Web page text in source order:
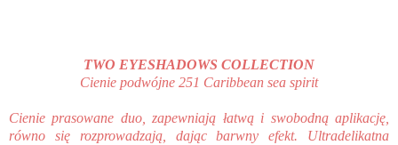
TWO EYESHADOWS COLLECTION
Cienie podwójne 251 Caribbean sea spirit
Cienie prasowane duo, zapewniają łatwą i swobodną aplikację,
równo się rozprowadzają, dając barwny efekt. Ultradelikatna